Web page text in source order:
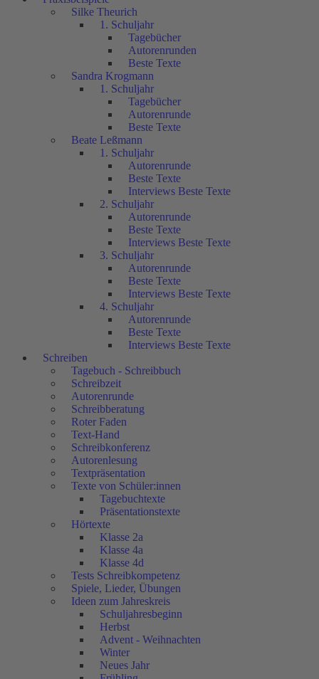
Silke Theurich
1. Schuljahr
Tagebücher
Autorenrunden
Beste Texte
Sandra Krogmann
1. Schuljahr
Tagebücher
Autorenrunde
Beste Texte
Beate Leßmann
1. Schuljahr
Autorenrunde
Beste Texte
Interviews Beste Texte
2. Schuljahr
Autorenrunde
Beste Texte
Interviews Beste Texte
3. Schuljahr
Autorenrunde
Beste Texte
Interviews Beste Texte
4. Schuljahr
Autorenrunde
Beste Texte
Interviews Beste Texte
Schreiben
Tagebuch - Schreibbuch
Schreibzeit
Autorenrunde
Schreibberatung
Roter Faden
Text-Hand
Schreibkonferenz
Autorenlesung
Textpräsentation
Texte von Schüler:innen
Tagebuchtexte
Präsentationstexte
Hörtexte
Klasse 2a
Klasse 4a
Klasse 4d
Tests Schreibkompetenz
Spiele, Lieder, Übungen
Ideen zum Jahreskreis
Schuljahresbeginn
Herbst
Advent - Weihnachten
Winter
Neues Jahr